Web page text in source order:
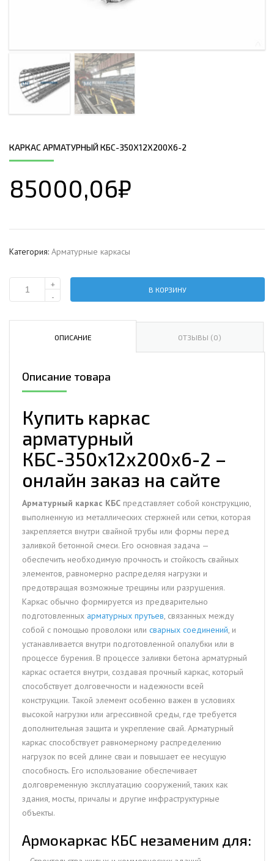
КАРКАС АРМАТУРНЫЙ КБС-350Х12Х200Х6-2
85000,06₽
Категория: Арматурные каркасы
Количество
арматурный
КБС-350х12х200х6-
+
-
В КОРЗИНУ
ОПИСАНИЕ ОТЗЫВЫ (0)
Описание товара
Купить каркас
арматурный
КБС-350х12х200х6-2 –
онлайн заказ на сайте
Арматурный каркас КБС представляет собой конструкцию,
выполненную из металлических стержней или сетки, которая
закрепляется внутри свайной трубы или формы перед
заливкой бетонной смеси. Его основная задача —
обеспечить необходимую прочность и стойкость свайных
элементов, равномерно распределяя нагрузки и
предотвращая возможные трещины или разрушения.
Каркас обычно формируется из предварительно
подготовленных арматурных прутьев , связанных между
собой с помощью проволоки или сварных соединений , и
устанавливается внутри подготовленной опалубки или в
процессе бурения. В процессе заливки бетона арматурный
каркас остается внутри, создавая прочный каркас, который
способствует долговечности и надежности всей
конструкции. Такой элемент особенно важен в условиях
высокой нагрузки или агрессивной среды, где требуется
дополнительная защита и укрепление свай. Арматурный
каркас способствует равномерному распределению
нагрузок по всей длине сваи и повышает ее несущую
способность. Его использование обеспечивает
долговременную эксплуатацию сооружений, таких как
здания, мосты, причалы и другие инфраструктурные
объекты.
Армокаркас КБС незаменим для: